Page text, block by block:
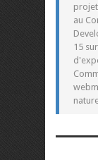
au
15